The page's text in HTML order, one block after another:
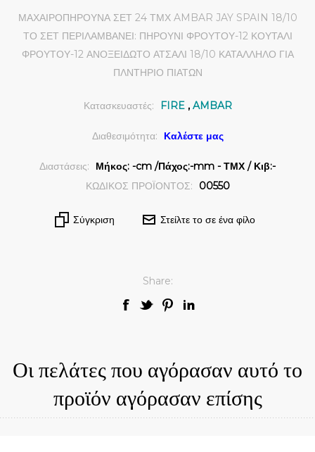
ΜΑΧΑΙΡΟΠΗΡΟΥΝΑ ΣΕΤ 24 ΤΜΧ AMBAR JAY SPAIN 18/10
ΤΟ ΣΕΤ ΠΕΡΙΛΑΜΒΑΝΕΙ: ΠΗΡΟΥΝΙ ΦΡΟΥΤΟΥ-12 ΚΟΥΤΑΛΙ
ΦΡΟΥΤΟΥ-12 ΑΝΟΞΕΙΔΩΤΟ ΑΤΣΑΛΙ 18/10 ΚΑΤΑΛΛΗΛΟ ΓΙΑ
ΠΛΝΤΗΡΙΟ ΠΙΑΤΩΝ
Κατασκευαστές: FIRE , AMBAR
Διαθεσιμότητα: Καλέστε μας
Διαστάσεις:
Μήκος: -cm /Πάχος:-mm - ΤΜΧ / Κιβ:-
ΚΩΔΙΚΟΣ ΠΡΟΪΟΝΤΟΣ:
00550
Σύγκριση Στείλτε το σε ένα φίλο
Share:
Οι πελάτες που αγόρασαν αυτό το
προϊόν αγόρασαν επίσης